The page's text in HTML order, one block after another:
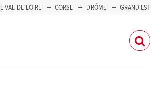
VAL-DE-LOIRE CORSE DRÔME GRAND EST